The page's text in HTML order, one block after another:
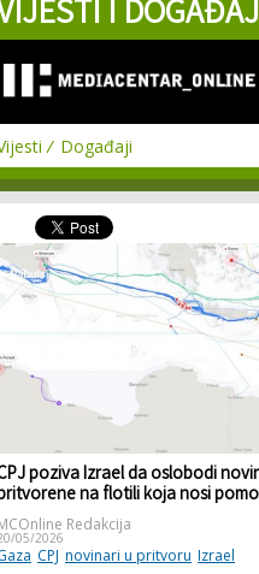
Skip to
main I
Događaji
poziva Izrael da oslobodi
na flotili koja nosi
Redakcija
05/2026
CPJ novinari u pritvoru Izrael